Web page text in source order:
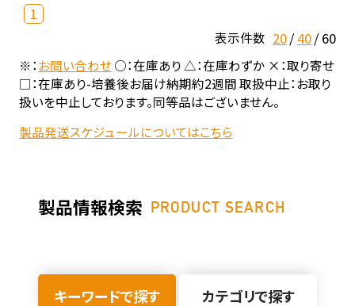
1
表示件数 20 40 60
※：お問い合わせ○：在庫あり △：在庫わずか ×：取り寄せ
□：在庫あり-培養後お届け納期約2週間 取扱中止：お取り
扱いを中止しております。同等品はございません。
製品発送スケジュールについてはこちら
製品情報検索 PRODUCT SEARCH
キーワードで探す カテゴリで探す